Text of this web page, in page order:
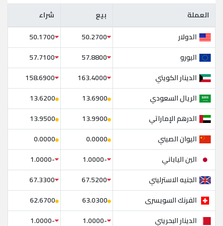
العملة بيع شراء العملة بيع
شراء
الدولار
50.2700
50.1700
اليورو
57.8800
57.7100
الدينار الكويتي
163.4000
158.6900
الريال السعودي
13.6900
13.6200
الدرهم الإماراتي
13.9900
13.9500
اليوان الصيني
0.0000
0.0000
الين الياباني
-1.0000
-1.0000
الجنيه الاسترليني
67.5200
67.3300
الفرنك السويسرى
63.0300
62.6700
الدينار البحريني
-1.0000
-1.0000